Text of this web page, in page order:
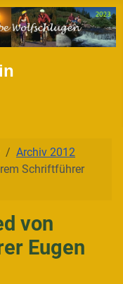
Archiv 2012
Schriftführer
von
Eugen